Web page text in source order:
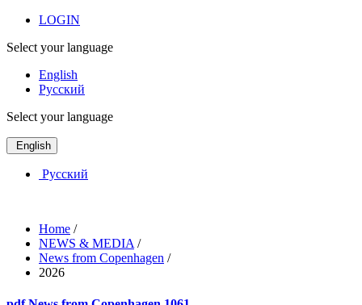
LOGIN
Select your language
English
Русский
Select your language
English
Русский
Home /
NEWS & MEDIA /
News from Copenhagen /
2026